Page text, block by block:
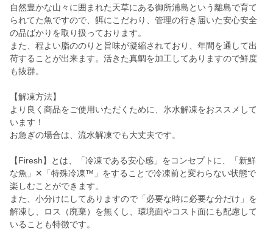
自然豊かな山々に囲まれた天草にある御所浦島という離島で育て
られてた魚ですので、餌にこだわり、管理の行き届いた安心安全
の品ばかりを取り扱っております。
また、程よい脂ののりと旨味が凝縮されており、年間を通して出
荷することが出来ます。活きた真鯛を加工してありますので鮮度
も抜群。
【解凍方法】
より良く商品をご使用いただくために、氷水解凍をおススメして
います！
お急ぎの場合は、流水解凍でも大丈夫です。
【Firesh】とは、「冷凍である安心感」をコンセプトに、「新鮮
な魚」✕「特殊冷凍™」をすることで冷凍前と変わらない状態で
楽しむことができます。
また、小分けにしてありますので「必要な時に必要な分だけ」を
解凍し、ロス（廃棄）を無くし、環境面やコスト面にも配慮して
いることも特徴です。